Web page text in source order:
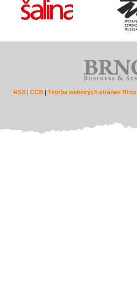
RSS |CCB |Tvorba webových stránek Brno